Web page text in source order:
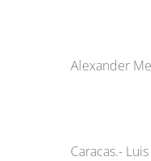
Alexander
Caracas.-